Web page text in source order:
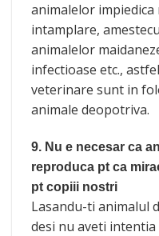
animalelor
intamplare,
animalelor
infectioase etc.,
veterinare sunt in
animale deopotriva.
9. Nu e necesar ca
reproduca pt ca
pt copiii nostri
Lasandu-ti animalul
desi nu aveti